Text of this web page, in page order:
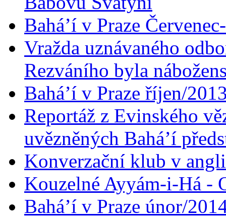
Bahá’í v Praze
Vražda uznávaného
Rezváního byla
Bahá’í v Praze říjen/
Reportáž z Evinského
uvězněných Bahá’í
Konverzační klub v
Kouzelné Ayyám-i-Há -
Bahá’í v Praze únor/